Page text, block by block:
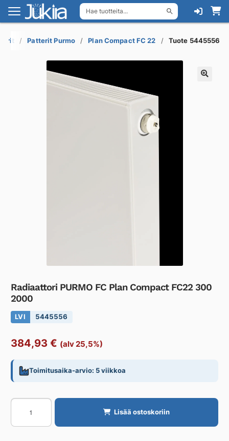
Hae tuotteita...
Siirry
navigointiin
Siirry
sisältöön
Patterit Purmo Plan Compact FC 22 Tuote 5445556
Radiaattori PURMO FC Plan Compact FC22 300
2000
LVI 5445556
384,93 € (alv 25,5%)
Toimitusaika-arvio: 5 viikkoa
Radiaattori
PURMO
FC
Lisää ostoskoriin